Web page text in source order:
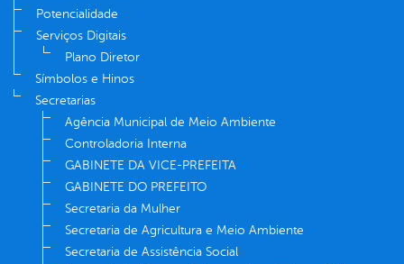
Potencialidade
Serviços Digitais
Plano Diretor
Símbolos e Hinos
Secretarias
Agência Municipal de Meio Ambiente
Controladoria Interna
GABINETE DA VICE-PREFEITA
GABINETE DO PREFEITO
Secretaria da Mulher
Secretaria de Agricultura e Meio Ambiente
Secretaria de Assistência Social